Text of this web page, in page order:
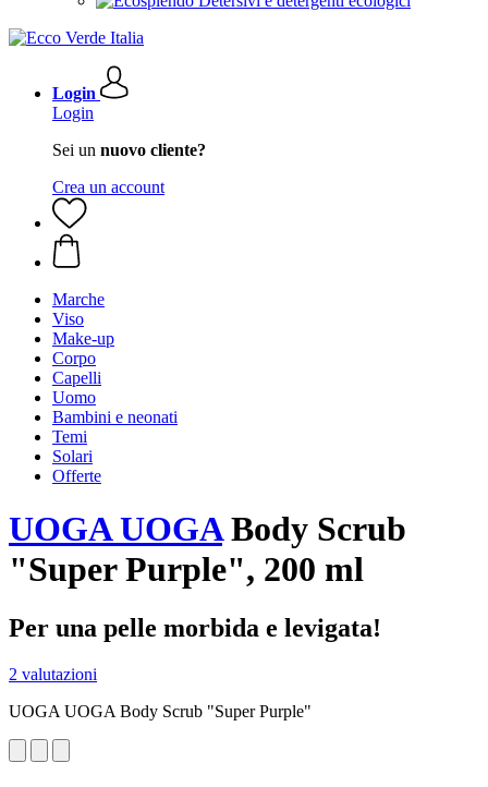
Login
Login
Sei un nuovo cliente?
Crea un account
Marche
Viso
Make-up
Corpo
Capelli
Uomo
Bambini e neonati
Temi
Solari
Offerte
UOGA UOGABody Scrub
"Super Purple", 200 ml
Per una pelle morbida e levigata!
2 valutazioni
UOGA UOGA Body Scrub "Super Purple"